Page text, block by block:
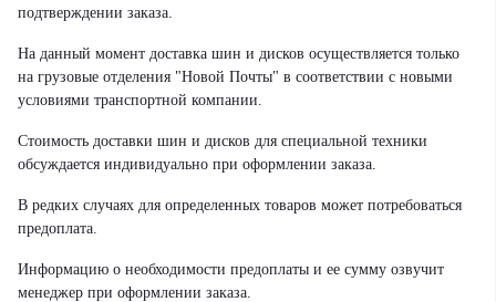
подтверждении заказа.
На данный момент доставка шин и дисков осуществляется только
на грузовые отделения "Новой Почты" в соответствии с новыми
условиями транспортной компании.
Стоимость доставки шин и дисков для специальной техники
обсуждается индивидуально при оформлении заказа.
В редких случаях для определенных товаров может потребоваться
предоплата.
Информацию о необходимости предоплаты и ее сумму озвучит
менеджер при оформлении заказа.